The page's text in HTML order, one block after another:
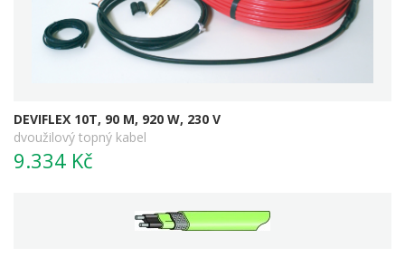
DEVIFLEX 10T, 90 M, 920 W, 230 V
dvoužilový topný kabel
9.334 Kč